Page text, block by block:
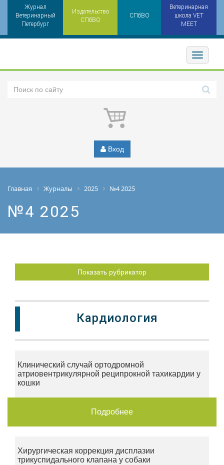
Журнал
Ветеринарный
Петербург
Издательство
СПбВО
СПбВО
Ветеринарная
школа VET
MEET
Toggler
Вход
Главная Журналы 2025 №4 2025
№4 2025
Показать рубрикатор
Кардиология
Клинический случай ортодромной
атриовентрикулярной реципрокной тахикардии у
кошки
Подробнее
Хирургическая коррекция дисплазии
трикуспидального клапана у собаки